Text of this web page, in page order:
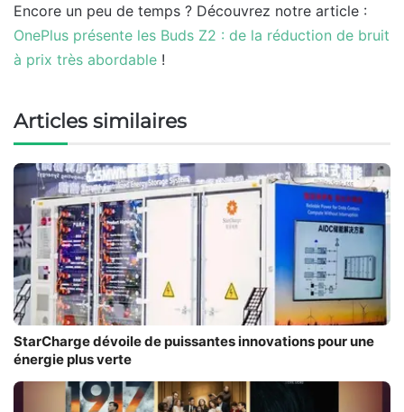
Encore un peu de temps ? Découvrez notre article :
OnePlus présente les Buds Z2 : de la réduction de bruit
à prix très abordable !
Articles similaires
StarCharge dévoile de puissantes innovations pour une
énergie plus verte